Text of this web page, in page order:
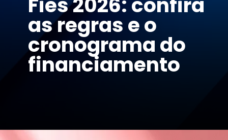
as regras e o
cronograma do
financiamento